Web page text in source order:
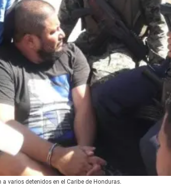
varios detenidos en el Caribe de Honduras.